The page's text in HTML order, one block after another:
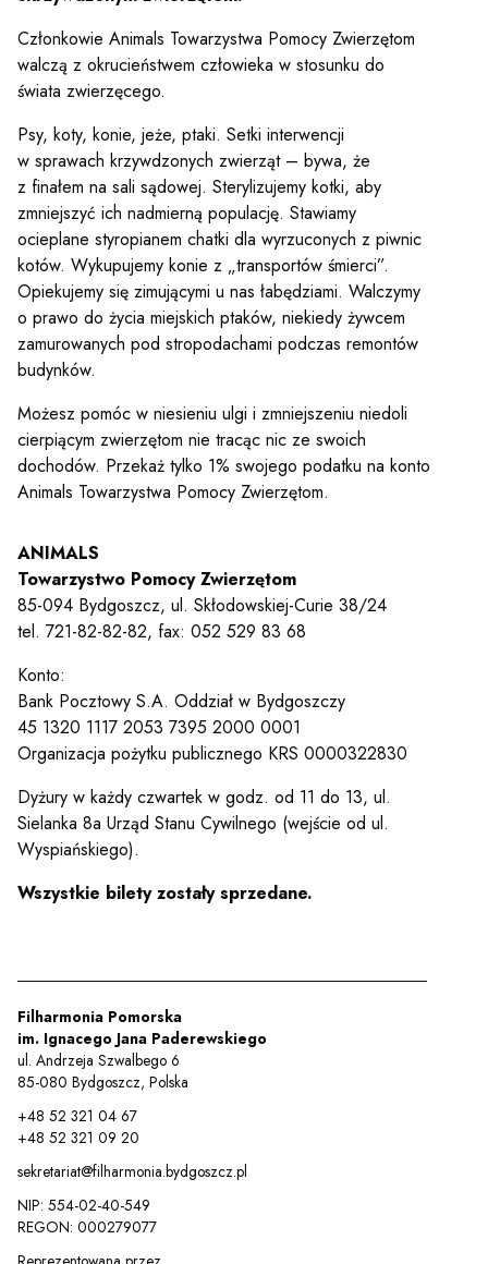
YOUTUBE INSTAGRAM
Polityka prywatności
Praca
Członkowie Animals Towarzystwa Pomocy Zwierzętom
walczą z okrucieństwem człowieka w stosunku do
świata zwierzęcego.
Psy, koty, konie, jeże, ptaki. Setki interwencji
w sprawach krzywdzonych zwierząt – bywa, że
z finałem na sali sądowej. Sterylizujemy kotki, aby
zmniejszyć ich nadmierną populację. Stawiamy
ocieplane styropianem chatki dla wyrzuconych z piwnic
kotów. Wykupujemy konie z „transportów śmierci”.
Opiekujemy się zimującymi u nas łabędziami. Walczymy
o prawo do życia miejskich ptaków, niekiedy żywcem
zamurowanych pod stropodachami podczas remontów
budynków.
Możesz pomóc w niesieniu ulgi i zmniejszeniu niedoli
cierpiącym zwierzętom nie tracąc nic ze swoich
dochodów. Przekaż tylko 1% swojego podatku na konto
Animals Towarzystwa Pomocy Zwierzętom.
ANIMALS
Towarzystwo Pomocy Zwierzętom
85-094 Bydgoszcz, ul. Skłodowskiej-Curie 38/24
tel. 721-82-82-82, fax: 052 529 83 68
Konto:
Bank Pocztowy S.A. Oddział w Bydgoszczy
45 1320 1117 2053 7395 2000 0001
Organizacja pożytku publicznego KRS 0000322830
Dyżury w każdy czwartek w godz. od 11 do 13, ul.
Sielanka 8a Urząd Stanu Cywilnego (wejście od ul.
Wyspiańskiego).
Wszystkie bilety zostały sprzedane.
Filharmonia Pomorska
im. Ignacego Jana Paderewskiego
ul. Andrzeja Szwalbego 6
85-080 Bydgoszcz, Polska
+48 52 321 04 67
+48 52 321 09 20
sekretariat@filharmonia.bydgoszcz.pl
NIP: 554-02-40-549
REGON: 000279077